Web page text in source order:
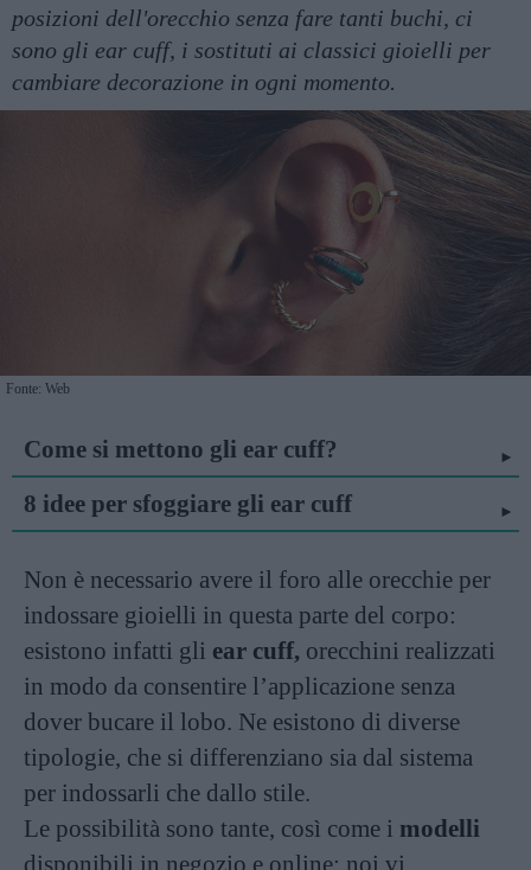
posizioni dell'orecchio senza fare tanti buchi, ci
sono gli ear cuff, i sostituti ai classici gioielli per
cambiare decorazione in ogni momento.
Fonte: Web
Come si mettono gli ear cuff?
8 idee per sfoggiare gli ear cuff
Non è necessario avere il foro alle orecchie per
indossare gioielli in questa parte del corpo:
esistono infatti gli ear cuff, orecchini realizzati
in modo da consentire l’applicazione senza
dover bucare il lobo. Ne esistono di diverse
tipologie, che si differenziano sia dal sistema
per indossarli che dallo stile.
Le possibilità sono tante, così come i modelli
disponibili in negozio e online; noi vi